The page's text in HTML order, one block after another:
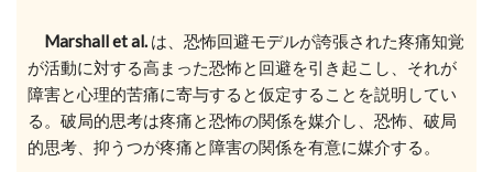
Marshall et al. は、恐怖回避モデルが誇張された疼痛知覚
が活動に対する高まった恐怖と回避を引き起こし、それが
障害と心理的苦痛に寄与すると仮定することを説明してい
る。破局的思考は疼痛と恐怖の関係を媒介し、恐怖、破局
的思考、抑うつが疼痛と障害の関係を有意に媒介する。